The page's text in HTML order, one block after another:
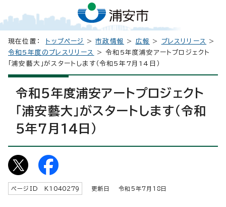
現在位置： トップページ >市政情報 > 広報 > プレスリリース
>
令和5年度のプレスリリース
> 令和5年度浦安アートプロジェクト
「浦安藝大」がスタートします（令和5年7月14日）
令和5年度浦安アートプロジェクト
「浦安藝大」がスタートします（令和
5年7月14日）
ページID K 1040279 更新日 令和5年7月 18 日